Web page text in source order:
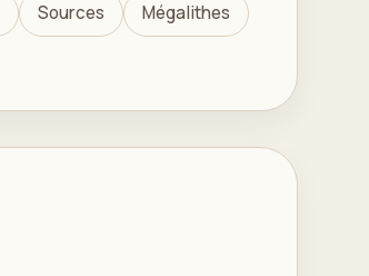
Sources
Mégalithes